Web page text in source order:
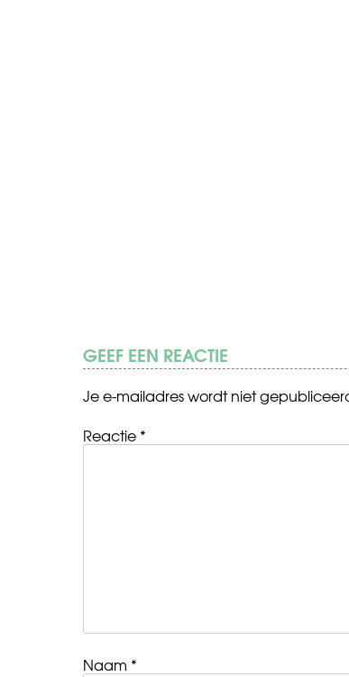
GEEF EEN REACTIE
Je e-mailadres wordt niet
Reactie *
Naam *